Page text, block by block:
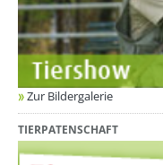
Zur Bildergalerie
TIERPATENSCHAFT